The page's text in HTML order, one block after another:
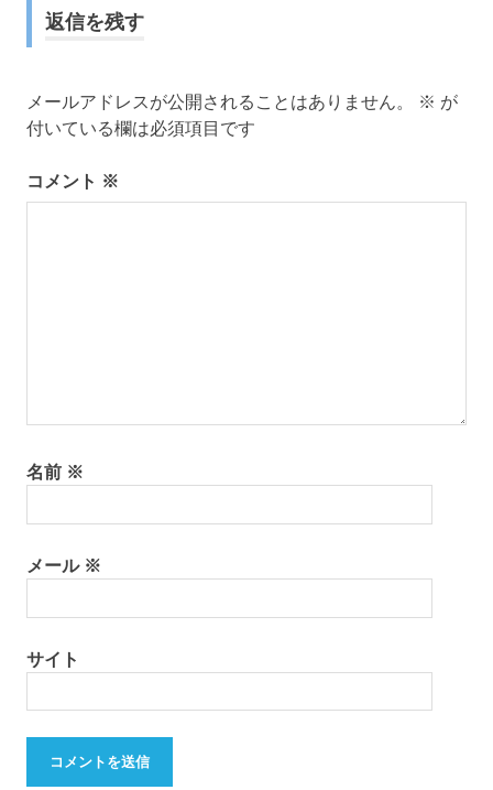
ビ
ゲ
ー
シ
ョ
返信を残す
メールアドレスが公開されることはありません。 ※ が
付いている欄は必須項目です
コメント ※
名前 ※
メール ※
サイト